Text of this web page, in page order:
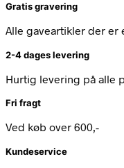
Gratis gravering
Alle gaveartikler der er
2-4 dages levering
Hurtig levering på alle
Fri fragt
Ved køb over 600,-
Kundeservice